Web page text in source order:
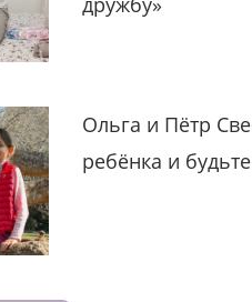
Ольга и Пётр
ребёнка и